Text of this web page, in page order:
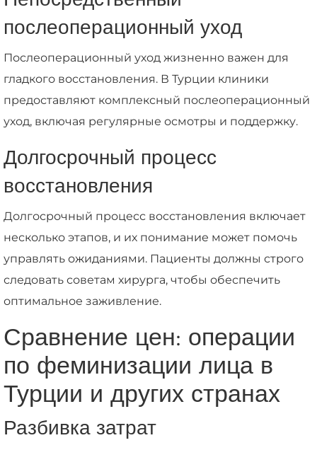
послеоперационный уход
Послеоперационный уход жизненно важен для
гладкого восстановления. В Турции клиники
предоставляют комплексный послеоперационный
уход, включая регулярные осмотры и поддержку.
Долгосрочный процесс
восстановления
Долгосрочный процесс восстановления включает
несколько этапов, и их понимание может помочь
управлять ожиданиями. Пациенты должны строго
следовать советам хирурга, чтобы обеспечить
оптимальное заживление.
Сравнение цен: операции
по феминизации лица в
Турции и других странах
Разбивка затрат